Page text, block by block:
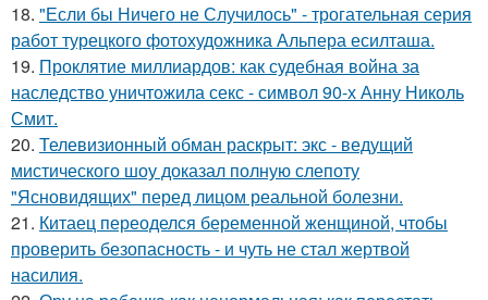
18. "Если бы Ничего не Случилось" - трогательная серия
работ турецкого фотохудожника Альпера есилташа.
19. Проклятие миллиардов: как судебная война за
наследство уничтожила секс - символ 90-х Анну Николь
Смит.
20. Телевизионный обман раскрыт: экс - ведущий
мистического шоу доказал полную слепоту
"Ясновидящих" перед лицом реальной болезни.
21. Китаец переоделся беременной женщиной, чтобы
проверить безопасность - и чуть не стал жертвой
насилия.